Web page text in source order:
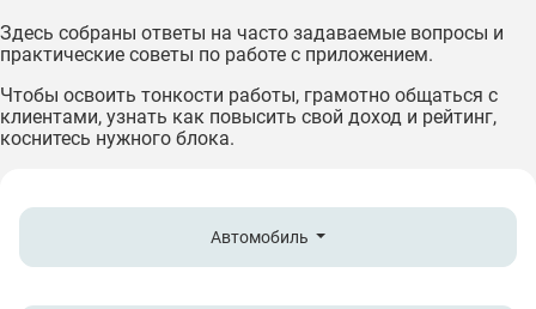
Здесь собраны ответы на часто задаваемые вопросы и
практические советы по работе с приложением.
Чтобы освоить тонкости работы, грамотно общаться с
клиентами, узнать как повысить свой доход и рейтинг,
коснитесь нужного блока.
Автомобиль